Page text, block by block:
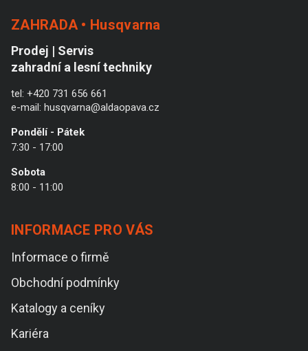
ZAHRADA • Husqvarna
Prodej | Servis
zahradní a lesní techniky
tel: +420 731 656 661
e-mail: husqvarna@aldaopava.cz
Pondělí - Pátek
7:30 - 17:00
Sobota
8:00 - 11:00
INFORMACE PRO VÁS
Informace o firmě
Obchodní podmínky
Katalogy a ceníky
Kariéra